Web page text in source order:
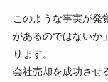
このような事実が発
があるのではないか
ります。
会社売却を成功させ